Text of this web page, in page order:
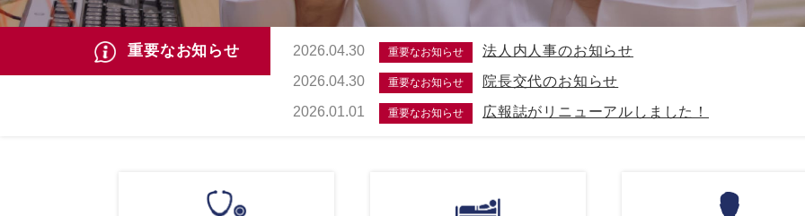
重要なお知らせ 2026.04.30 重要なお知らせ
法人内人事のお知らせ
2026.04.30
重要なお知らせ
院長交代のお知らせ
2026.01.01
重要なお知らせ 広報誌がリニューアルしました！